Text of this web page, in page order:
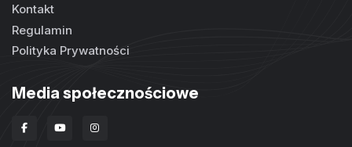
Kontakt
Regulamin
Polityka Prywatności
Media społecznościowe